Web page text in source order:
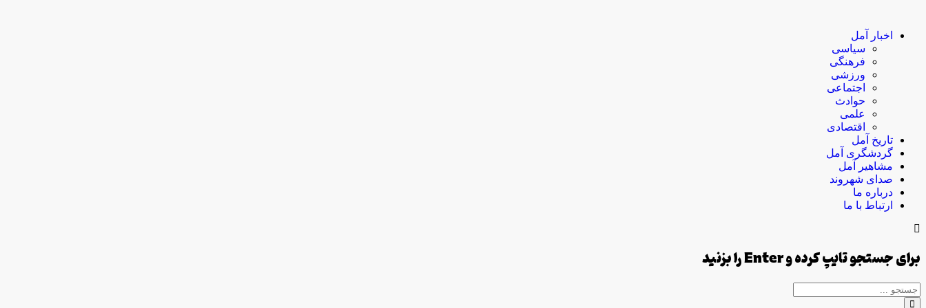
اخبار آمل
سیاسی
فرهنگی
ورزشی
اجتماعی
حوادث
علمی
اقتصادی
تاریخ آمل
گردشگری آمل
مشاهیر آمل
صدای شهروند
درباره ما
ارتباط با ما
برای جستجو تایپ کرده و Enter را بزنید